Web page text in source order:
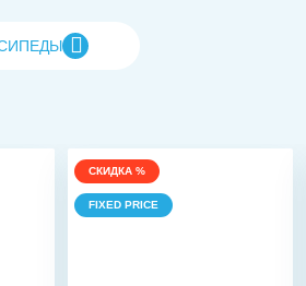
СКИДКА %
FIXED PRICE